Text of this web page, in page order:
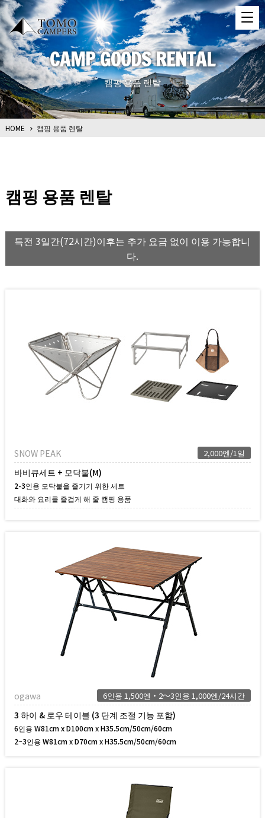
CAMP GOODS RENTAL
캠핑 용품 렌탈
HOME 캠핑 용품 렌탈
캠핑 용품 렌탈
특전 3일간(72시간)이후는 추가 요금 없이 이용 가능합니
다.
SNOW PEAK 2,000엔/1일
바비큐세트 + 모닥불(M)
2-3인용 모닥불을 즐기기 위한 세트
대화와 요리를 즐겁게 해 줄 캠핑 용품
ogawa 6인용 1,500엔・2～3인용 1,000엔/24시간
3 하이 & 로우 테이블 (3 단계 조절 기능 포함)
6인용 W81cm x D100cm x H35.5cm/50cm/60cm
2~3인용 W81cm x D70cm x H35.5cm/50cm/60cm